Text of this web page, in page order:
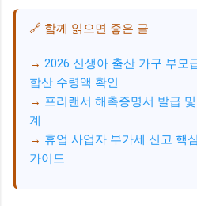
🔗 함께 읽으면 좋은 글
2026 신생아 출산 가구 부모
합산 수령액 확인
프리랜서 해촉증명서 발급
계
휴업 사업자 부가세 신고 핵
가이드